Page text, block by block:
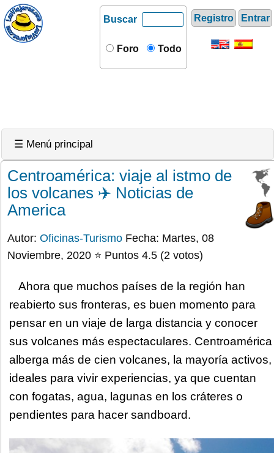
Registro Entrar
Buscar
Foro Todo
☰ Menú principal
Centroamérica: viaje al istmo de
los volcanes ✈️ Noticias de
America
Autor: Oficinas-Turismo Fecha: Martes, 08
Noviembre, 2020 ⭐ Puntos 4.5 (2 votos)
Ahora que muchos países de la región han
reabierto sus fronteras, es buen momento para
pensar en un viaje de larga distancia y conocer
sus volcanes más espectaculares. Centroamérica
alberga más de cien volcanes, la mayoría activos,
ideales para vivir experiencias, ya que cuentan
con fogatas, agua, lagunas en los cráteres o
pendientes para hacer sandboard.